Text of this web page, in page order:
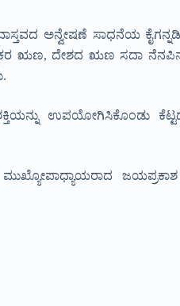
ಅನ್ವೇಷಣೆ ಸಾಧನೆಯ
ಋಣ, ದೇಶದ ಋಣ ಸದಾ
ಉಪಯೋಗಿಸಿಕೊಂಡು